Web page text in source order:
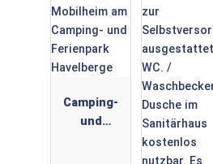
Premium
Camping
Resort
Camping-
und